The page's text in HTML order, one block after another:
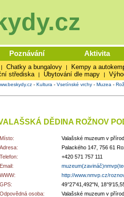
Poznávání Aktivita
| Chatky a bungalovy | Kempy a
střediska | Ubytování dle mapy |
- Kultura - Vsetínské vrchy - Muzea -
DĚDINA ROŽNOV
Místo:
Valašské muzeum v
Adresa:
Palackého 147, 756 61
Telefon:
+420 571 757 111
Email:
WWW:
http://www.nmvp.cz/
GPS:
49°27'41,492"N,
Odpovědná osoba:
Valašské muzeum v